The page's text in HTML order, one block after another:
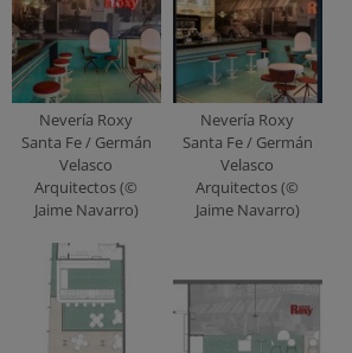
Nevería Roxy
Santa Fe / Germán
Velasco
Arquitectos (©
Jaime Navarro)
Nevería Roxy
Santa Fe / Germán
Velasco
Arquitectos (©
Jaime Navarro)